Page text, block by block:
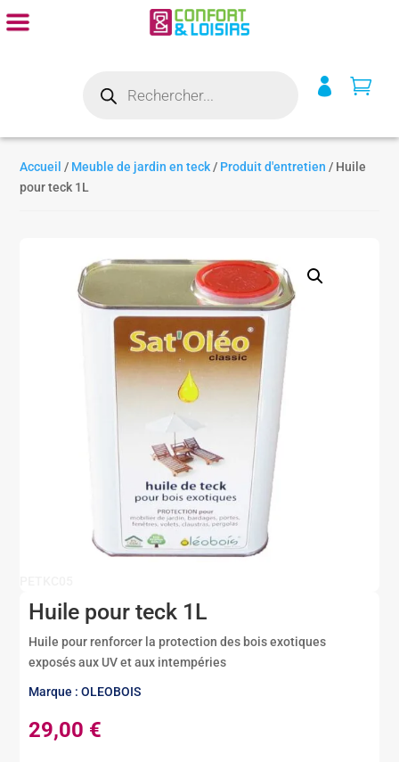
produits
 
Accueil / Meuble de jardin en teck / Produit d'entretien / Huile
pour teck 1L
Huile pour teck 1L
Huile pour renforcer la protection des bois exotiques
exposés aux UV et aux intempéries
Marque : OLEOBOIS
29,00 €